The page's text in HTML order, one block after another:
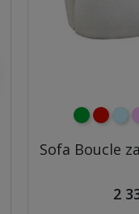
zielony
Sofa Boucle
2